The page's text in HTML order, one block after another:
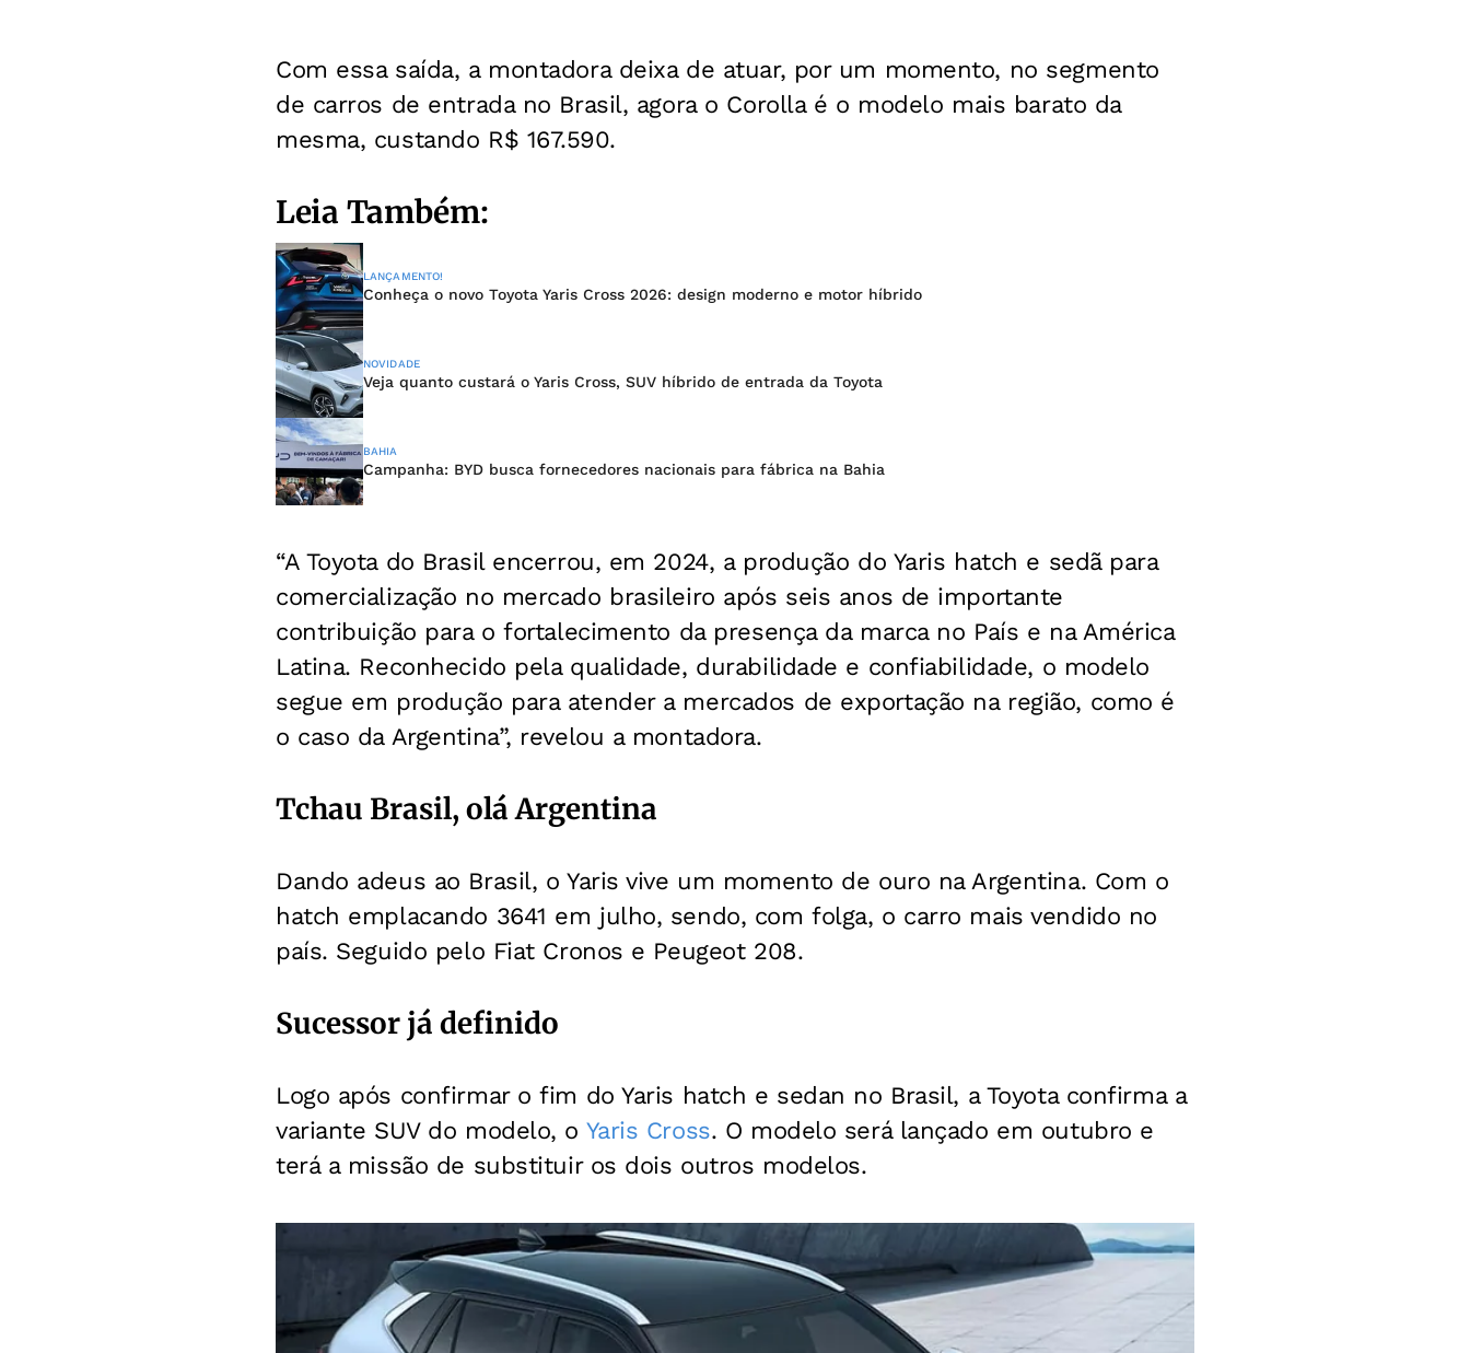
Com essa saída, a montadora deixa de atuar, por um momento, no segmento
de carros de entrada no Brasil, agora o Corolla é o modelo mais barato da
mesma, custando R$ 167.590.
Leia Também:
LANÇAMENTO!
Conheça o novo Toyota Yaris Cross 2026: design moderno e motor híbrido
NOVIDADE
Veja quanto custará o Yaris Cross, SUV híbrido de entrada da Toyota
BAHIA
Campanha: BYD busca fornecedores nacionais para fábrica na Bahia
“A Toyota do Brasil encerrou, em 2024, a produção do Yaris hatch e sedã para
comercialização no mercado brasileiro após seis anos de importante
contribuição para o fortalecimento da presença da marca no País e na América
Latina. Reconhecido pela qualidade, durabilidade e confiabilidade, o modelo
segue em produção para atender a mercados de exportação na região, como é
o caso da Argentina”, revelou a montadora.
Tchau Brasil, olá Argentina
Dando adeus ao Brasil, o Yaris vive um momento de ouro na Argentina. Com o
hatch emplacando 3641 em julho, sendo, com folga, o carro mais vendido no
país. Seguido pelo Fiat Cronos e Peugeot 208.
Sucessor já definido
Logo após confirmar o fim do Yaris hatch e sedan no Brasil, a Toyota confirma a
variante SUV do modelo, o Yaris Cross. O modelo será lançado em outubro e
terá a missão de substituir os dois outros modelos.